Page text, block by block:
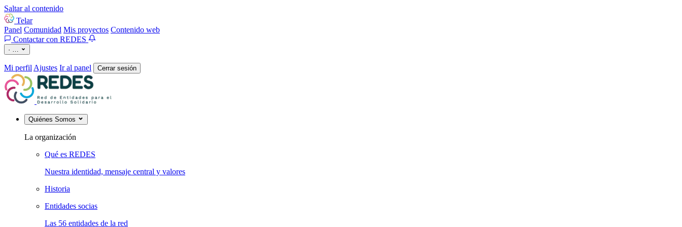
Saltar al contenido
Telar
Panel Comunidad Mis proyectos Contenido web
Contactar con REDES
· …
Mi perfil Ajustes Ir al panel Cerrar sesión
Quiénes Somos
La organización
Qué es REDES
Nuestra identidad, mensaje central y valores
Historia
Entidades socias
Las 56 entidades de la red